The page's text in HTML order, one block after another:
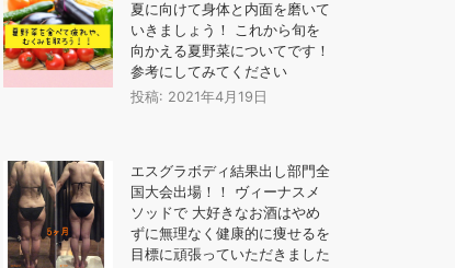
夏に向けて身体と内面を磨いて
いきましょう！️ これから旬を
向かえる夏野菜についてです！
参考にしてみてください
投稿: 2021年4月19日
エスグラボディ結果出し部門全
国大会出場！！ ヴィーナスメ
ソッドで 大好きなお酒はやめ
ずに無理なく健康的に痩せるを
目標に頑張っていただきました